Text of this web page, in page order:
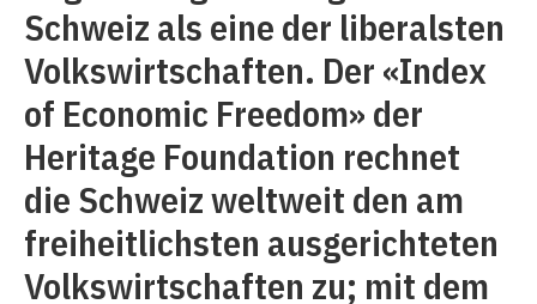
Schweiz als eine der liberalsten
Volkswirtschaften. Der «Index
of Economic Freedom» der
Heritage Foundation rechnet
die Schweiz weltweit den am
freiheitlichsten ausgerichteten
Volkswirtschaften zu; mit dem